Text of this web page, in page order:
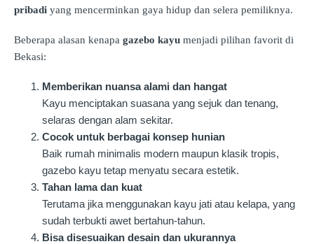
pribadi yang mencerminkan gaya hidup dan selera pemiliknya.
Beberapa alasan kenapa gazebo kayu menjadi pilihan favorit di
Bekasi:
Memberikan nuansa alami dan hangat
Kayu menciptakan suasana yang sejuk dan tenang,
selaras dengan alam sekitar.
Cocok untuk berbagai konsep hunian
Baik rumah minimalis modern maupun klasik tropis,
gazebo kayu tetap menyatu secara estetik.
Tahan lama dan kuat
Terutama jika menggunakan kayu jati atau kelapa, yang
sudah terbukti awet bertahun-tahun.
Bisa disesuaikan desain dan ukurannya